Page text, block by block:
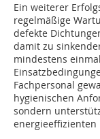
Ein weiterer
regelmäßige
defekte
damit zu
mindestens
Fachpersonal
hygienischen
sondern
energieeffizienten